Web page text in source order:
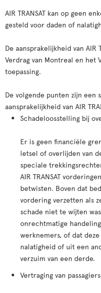
AIR TRANSAT kan op geen
gesteld voor daden of
De aansprakelijkheid van AIR
Verdrag van Montreal en het
toepassing.
De volgende punten zijn een
aansprakelijkheid van AIR
Schadeloosstelling bĳ
Er is geen financiële
letsel of overlijden van
speciale
AIR TRANSAT
betwisten. Boven dat
vordering verzetten als
schade niet te wijten
onrechtmatige handeling
werknemers, of dat
nalatigheid of uit een
verzuim van een derde.
Vertraging van passagiers